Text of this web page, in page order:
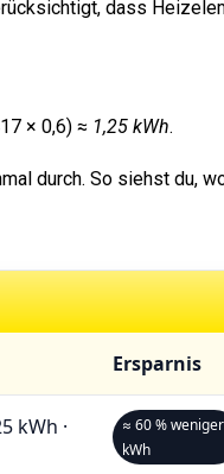
dass
× 0,6) ≈ 1,25 kWh.
durch. So siehst du,
Ersparnis
kWh ·
≈ 60 % weniger
kWh